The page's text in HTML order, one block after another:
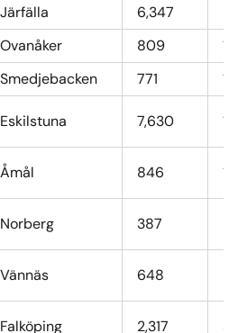
Järfälla 6,347
Ovanåker 809
Smedjebacken 771
Eskilstuna 7,630
Åmål 846
Norberg 387
Vännäs 648
Falköping 2,317